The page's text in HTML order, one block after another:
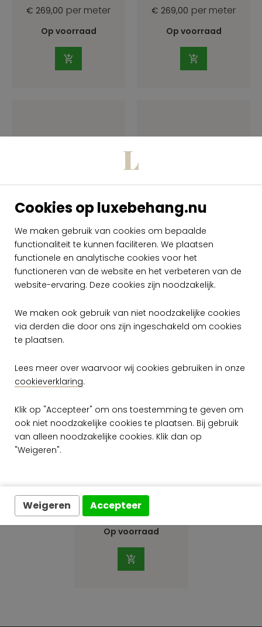
Cookies op luxebehang.nu
We maken gebruik van cookies om bepaalde
functionaliteit te kunnen faciliteren. We plaatsen
functionele en analytische cookies voor het
functioneren van de website en het verbeteren van de
website-ervaring. Deze cookies zijn noodzakelijk.
We maken ook gebruik van niet noodzakelijke cookies
via derden die door ons zijn ingeschakeld om cookies
te plaatsen.
Lees meer over waarvoor wij cookies gebruiken in onze
cookieverklaring.
Klik op "Accepteer" om ons toestemming te geven om
ook niet noodzakelijke cookies te plaatsen. Bij gebruik
van alleen noodzakelijke cookies. Klik dan op
"Weigeren".
Weigeren Accepteer
€ 269,00 per meter
Op voorraad
€ 269,00 per meter
Op voorraad
Parquet 61502
€ 269,00 per meter
Op voorraad
Parquet 61503
€ 269,00 per meter
Op voorraad
Parquet 61504
€ 269,00 per meter
Op voorraad